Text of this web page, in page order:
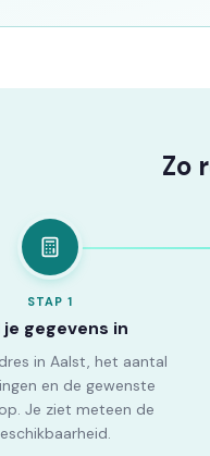
Zo
STAP1
je gegevens in
in Aalst, het aantal
en de gewenste
Je ziet meteen de